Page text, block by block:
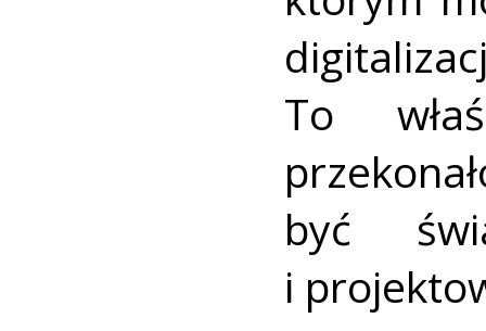
To
być
i